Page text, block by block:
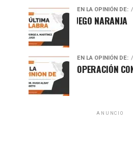
EN LA OPINIÓN DE:
CAMBIO DE JUEGO NARANJA
EN LA OPINIÓN DE:
A 50 AÑOS DE LA OPERACIÓN CONDOR
ANUNCIO